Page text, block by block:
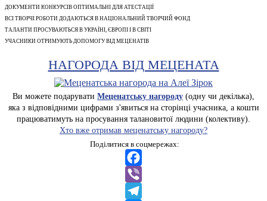
ДОКУМЕНТИ КОНКУРСІВ ОПТИМАЛЬНІ ДЛЯ АТЕСТАЦІЇ
ВСІ ТВОРЧІ РОБОТИ ДОДАЮТЬСЯ В НАЦІОНАЛЬНИЙ ТВОРЧИЙ ФОНД
ТАЛАНТИ ПРОСУВАЮТЬСЯ В УКРАЇНІ, ЄВРОПІ І В СВІТІ
УЧАСНИКИ ОТРИМУЮТЬ ДОПОМОГУ ВІД МЕЦЕНАТІВ
НАГОРОДА ВІД МЕЦЕНАТА
Ви можете подарувати Меценатську нагороду (одну чи декілька),
яка з відповідними цифрами з'явиться на сторінці учасника, а кошти
працюватимуть на просування талановитої людини (колективу).
Хто вже отримав меценатську нагороду?
Поділитися в соцмережах:
Facebook
Viber